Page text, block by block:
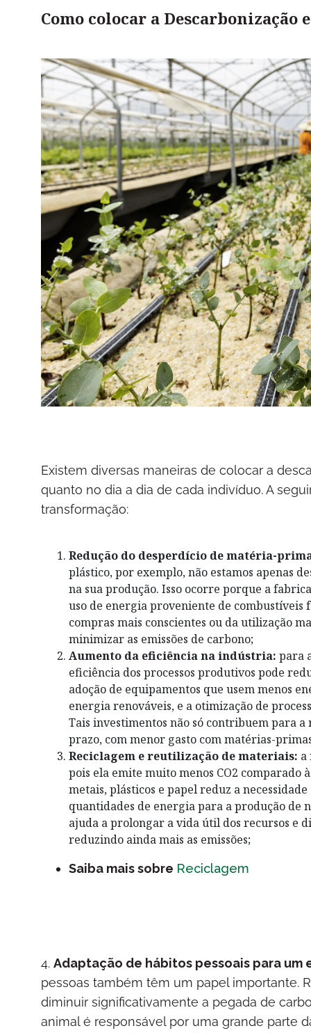
Como colocar a Descarbonização
Existem diversas maneiras de colocar a
quanto no dia a dia de cada indivíduo. A
transformação:
Redução do desperdício de matéria-
plástico, por exemplo, não estamos apenas
na sua produção. Isso ocorre porque a
uso de energia proveniente de combustíveis
compras mais conscientes ou da utilização
minimizar as emissões de carbono;
Aumento da eficiência na indústria: para
eficiência dos processos produtivos pode
adoção de equipamentos que usem menos
energia renováveis, e a otimização de
Tais investimentos não só contribuem para
prazo, com menor gasto com matérias-
Reciclagem e reutilização de materiais: a
pois ela emite muito menos CO2 comparado
metais, plásticos e papel reduz a
quantidades de energia para a produção de
ajuda a prolongar a vida útil dos recursos e
reduzindo ainda mais as emissões;
Saiba mais sobre Reciclagem
4. Adaptação de hábitos pessoais para um
pessoas também têm um papel importante.
diminuir significativamente a pegada de
animal é responsável por uma grande parte